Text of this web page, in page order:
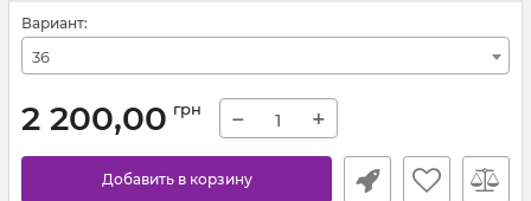
Вариант:
36
2 200,00 грн − +
Добавить в корзину